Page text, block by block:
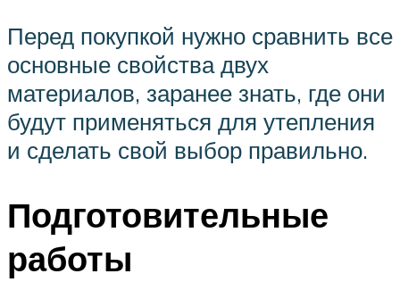
Перед покупкой нужно сравнить все
основные свойства двух
материалов, заранее знать, где они
будут применяться для утепления
и сделать свой выбор правильно.
Подготовительные
работы